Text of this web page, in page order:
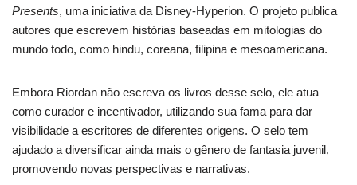
Presents, uma iniciativa da Disney-Hyperion. O projeto publica
autores que escrevem histórias baseadas em mitologias do
mundo todo, como hindu, coreana, filipina e mesoamericana.
Embora Riordan não escreva os livros desse selo, ele atua
como curador e incentivador, utilizando sua fama para dar
visibilidade a escritores de diferentes origens. O selo tem
ajudado a diversificar ainda mais o gênero de fantasia juvenil,
promovendo novas perspectivas e narrativas.